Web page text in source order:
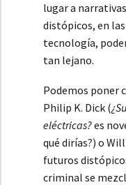
lugar a
distópicos, en
tecnología,
tan lejano.
Podemos poner
Philip K. Dick (
eléctricas?es
qué dirías?) o
futuros
criminal se